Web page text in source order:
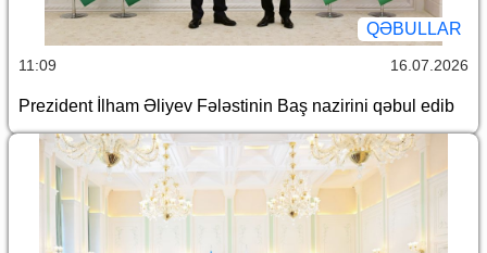
QƏBULLAR
11:09 16.07.2026
Prezident İlham Əliyev Fələstinin Baş nazirini qəbul edib